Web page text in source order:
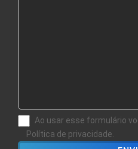
Ao usar esse formulário
Política de privacidade.